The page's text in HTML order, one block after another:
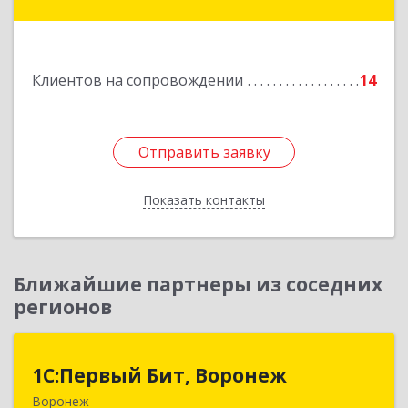
Клиентов на сопровождении 14
Отправить заявку
Показать контакты
Отправить заявку
Назад
Ближайшие партнеры из соседних
регионов
1С:Первый Бит, Воронеж
Воронеж
1С:Первый Бит, Воронеж